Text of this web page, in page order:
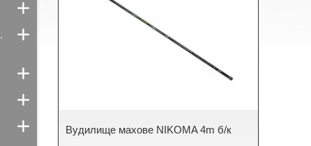
Вудилище махове NIKOMA 4m б/к